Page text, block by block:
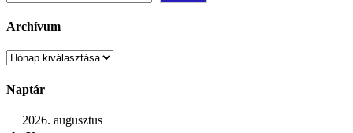
Archívum
Archívum
Naptár
2026. augusztus